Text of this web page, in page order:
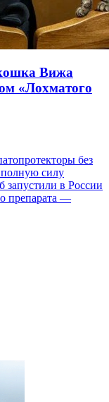
кошка Вижа
«Лохматого
без
полную силу
запустили в России
препарата —